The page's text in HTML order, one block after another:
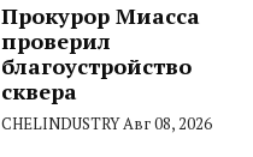
Прокурор Миасса
проверил
благоустройство
сквера
CHELINDUSTRYАвг 08, 2026